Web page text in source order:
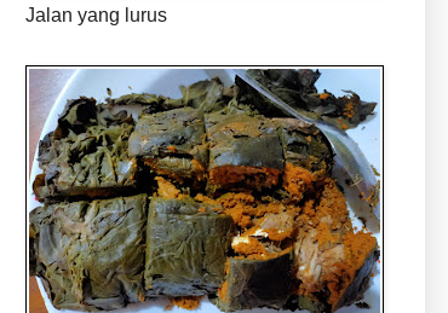
Jalan yang lurus